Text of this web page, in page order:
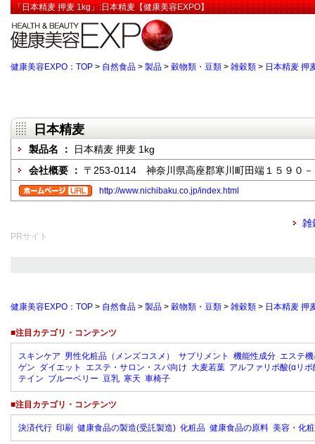
「日本精麦 押麦 1kg」:日本精麦【健康美容EXPO】
健康美容EXPO：TOP > 自然食品 > 製品 > 穀物類・豆類 > 雑穀類 > 日本精麦 押
日本精麦
製品名 ：
日本精麦 押麦 1kg
会社概要 ： 〒253-0114 神奈川県高座郡寒川町田端１５９０
http://www.nichibaku.co.jp/index.html
雑
PRサイト
健康美容EXPO：TOP > 自然食品 > 製品 > 穀物類・豆類 > 雑穀類 > 日本精麦 押
■注目カテゴリ・コンテンツ
スキンケア 男性化粧品（メンズコスメ） サプリメント 機能性成分 エステ
ゲン ダイエット エステ・サロン・スパ向け 大麦若葉 アルファリポ酸(αリポ
テイン ブルーベリー 豆乳 寒天 車椅子
■注目カテゴリ・コンテンツ
決済代行 印刷 健康食品の製造(受託製造) 化粧品 健康食品の原料 美容・化